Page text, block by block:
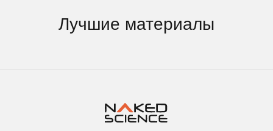
Лучшие материалы